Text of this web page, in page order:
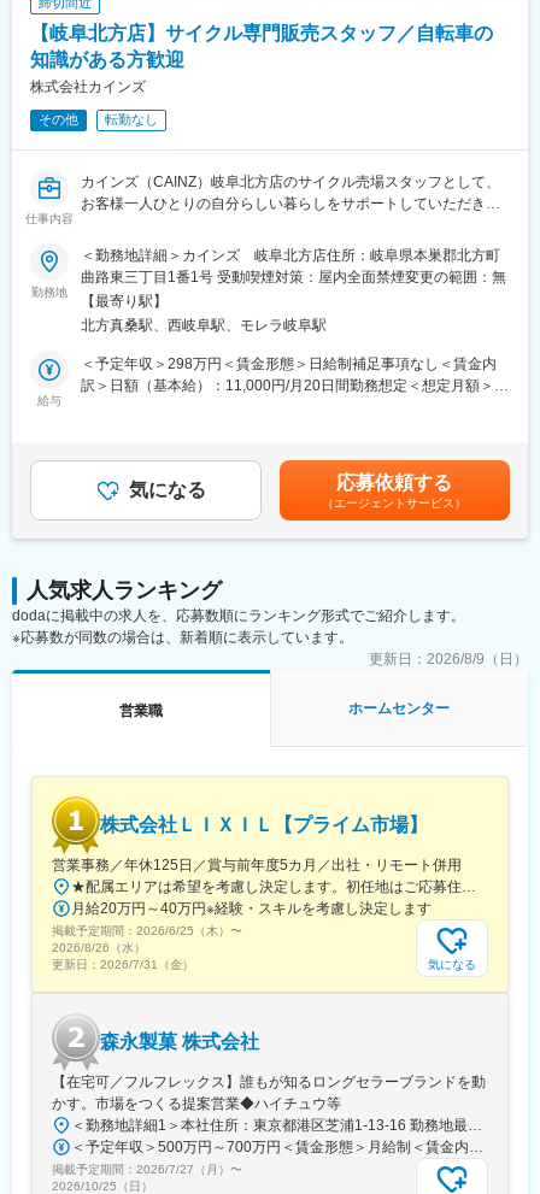
・営業担当は現在２名です（40、50代）
■会社・求人の魅力：
・安定企業：業歴60年以上、地域に密着で売り上げ安定。安心し
て長く働き続けられる環境です。
・1962年の設立以来、作業用品の販売を担ってきた株式会社大洋
商会。業界を牽引する老舗企業として成長を続けてまいりまし
た。
・今回募集するのは、30代の社長と共に、当社を盛り上げてくれ
かも低価格だからお客様に自信を持ってご提供できます。
■メディアで話題沸騰のカインズのITを駆使した店舗作り。今後も
ITを使ってこれまでにない店頭体験を提供していきます。お客様
の買い物が便利になっていくことを日々感じられる環境です。
分が変わり、最長70歳まで働くことができます。長期にわたって
ーに、商品の企画、製造、販売すべての工程を一貫して行い「常
に無駄なコストを削減する」ことを実現しています。DIY関連商品
成を持っており、トータルなライフスタイルの提案を行う当社で
は、製造を委託した海外工場とも綿密な連携をとり、品質管理に
は徹底的にこだわっています。
【岐阜北方店】サイクル専門販売スタッフ／自転車の
知識がある方歓迎
株式会社カインズ
その他 転勤なし
仕事内容
カインズ（CAINZ）岐阜北方店のサイクル売場スタッフとして、
お客様一人ひとりの自分らしい暮らしをサポートしていただきま
■業務詳細：
サイクル売場での接客販売・売場づくり・商品管理等
・サイクル用品の荷受、検品、売場への品出し等
・組立整備、パンク修理、注文受付
・ブレーキゴムの取り替え、調整
お客様からの相談対応、アドバイザーとして活躍していただきま
す。
困りごとやお客様のニーズ実現の為に積極的な会話を意識してい
ます。
■売場づくりは新たな楽しさの発見：季節ごとのお客様のニーズを
かも低価格だからお客様に自信を持ってご提供できます。
■メディアで話題沸騰のカインズのITを駆使した店舗作り。今後も
ITを使ってこれまでにない店頭体験を提供していきます。お客様
の買い物が便利になっていくことを日々感じられる環境です。
分が変わり、最長70歳まで働くことができます。長期にわたって
■当社の魅力：「常に良いものを低価格で提供すること」をモット
から生活必需品、衣料、家具、ペット、園芸などの多彩な商品構
成を持っており、トータルなライフスタイルの提案を行う当社で
は、製造を委託した海外工場とも綿密な連携をとり、品質管理に
は徹底的にこだわっています。
変更の範囲：会社の定める業務
勤務地
＜勤務地詳細＞カインズ 岐阜北方店住所：岐阜県本巣郡北方町
曲路東三丁目1番1号 受動喫煙対策：屋内全面禁煙変更の範囲：無
【最寄り駅】
北方真桑駅、西岐阜駅、モレラ岐阜駅
給与
＜予定年収＞298万円＜賃金形態＞日給制補足事項なし＜賃金内
訳＞日額（基本給）：11,000円/月20日間勤務想定＜想定月額＞
（6月・12月）※業績による賃金はあくまでも目安の金額であり、
選考を通じて上下する可能性があります。月給(月額)は固定手当を
含めた表記です。
気になる 応募依頼する
（エージェントサービス）
人気求人ランキング
dodaに掲載中の求人を、応募数順にランキング形式でご紹介します。
※応募数が同数の場合は、新着順に表示しています。
更新日： 2026/8/9（日）
営業職 ホームセンター
株式会社ＬＩＸＩＬ【プライム市場】
営業事務／年休125日／賞与前年度5カ月／出社・リモート併用
★配属エリアは希望を考慮し決定します。初任地はご応募住所での配属となります。入社後、転勤が伴う異動に関しては、必ず勤務地のご希望も確認した上で決定します。【配属オフィス一覧】■東京都品川区西品川1丁目1-1 大崎ガーデンタワー■愛知県名古屋市中村区名駅南4丁目11-40■京都府京都市伏見区竹田田中宮町103 ■大阪府大阪市中央区本町2丁目6-8 センバ・セントラルビル9F■大阪府箕面市萱野4丁目5-45■広島県広島市安佐南区西原6丁目11-8■福岡県福岡市博多区半道橋2-15-10 SOLAビル★出社とリモートワークを併用しながらの勤務となります。 業務に慣れるまでは、原則出社となります。 慣れてきたら少しずつリモートの日を増やし、最終的には週1～3日ほどの出社となる予定です（目安：～入社6カ月）。※受動喫煙対策：あり
月給20万円～40万円※経験・スキルを考慮し決定します
掲載予定期間： 2026/6/25（木） 〜
2026/8/26（水）
更新日： 2026/7/31（金） 気になる
森永製菓 株式会社
【在宅可／フルフレックス】誰もが知るロングセラーブランドを動
かす。市場をつくる提案営業◆ハイチュウ等
＜勤務地詳細1＞本社住所：東京都港区芝浦1-13-16 勤務地最寄駅：JR、都営三田、都営浅草線／田町、三田駅受動喫煙対策：屋内全面禁煙＜勤務地詳細2＞中部支店住所：名古屋市東区徳川1-15-30 勤務地最寄駅：名古屋市営地下鉄桜通線／高岳駅受動喫煙対策：屋内喫煙可能場所あり＜勤務地詳細3＞関西支店住所：尼崎市上坂部1-1-1 勤務地最寄駅：JR線／塚口駅受動喫煙対策：屋内全面禁煙変更の範囲：会社の定める事業所（リモートワーク含む）
＜予定年収＞500万円～700万円＜賃金形態＞月給制＜賃金内訳＞月額（基本給）：240,000円～320,000円＜月給＞240,000円～320,000円＜昇給有無＞有＜残業手当＞有＜給与補足＞■昇給：年1回（4月）■賞与：年2回（6月、12月）賃金はあくまでも目安の金額であり、選考を通じて上下する可能性があります。月給(月額)は固定手当を含めた表記です。
掲載予定期間： 2026/7/27（月） 〜
2026/10/25（日）